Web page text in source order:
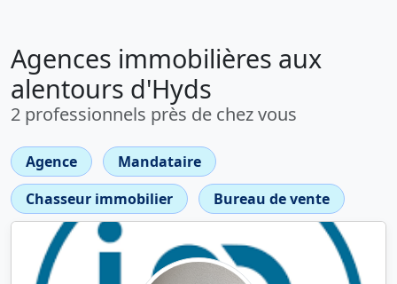
Agences immobilières aux
alentours d'Hyds
2 professionnels près de chez vous
Agence
Mandataire
Chasseur immobilier
Bureau de vente